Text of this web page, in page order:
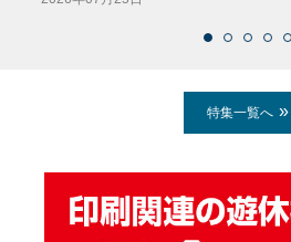
特集一覧へ